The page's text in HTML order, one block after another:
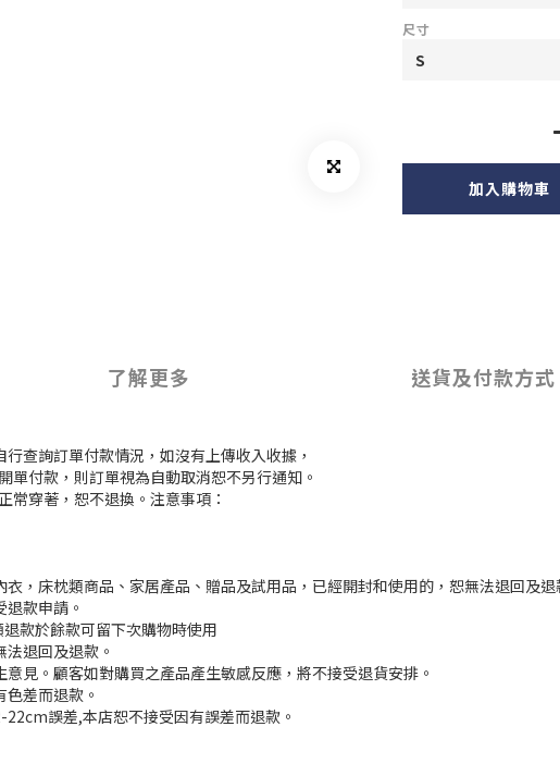
尺寸
加入購物車
了解更多 送貨及付款方式
查詢訂單付款情況，如沒有上傳收入收據，
付款，則訂單視為自動取消恕不另行通知。
常穿著，恕不退換。注意事項：
，床枕類商品、家居產品、贈品及試用品，已經開封和使用的，恕無法退回及
款申請。
款於餘款可留下次購物時使用
退回及退款。
見。顧客如對購買之產品產生敏感反應，將不接受退貨安排。
差而退款。
誤差,本店恕不接受因有誤差而退款。